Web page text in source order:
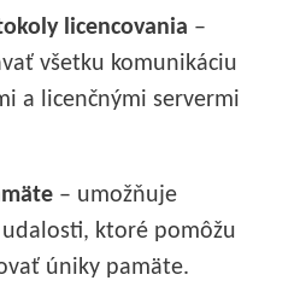
licencovania –
všetku komunikáciu
a licenčnými servermi
– umožňuje
ktoré pomôžu
úniky pamäte.